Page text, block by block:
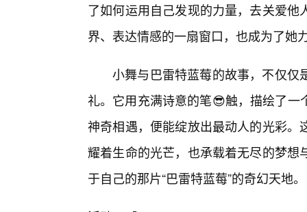
了如何运用自己发现的力量，去关爱
界、表达情感的一扇窗口，也成为了她
小舞与巴雷特蓝莓的故事，不仅仅
礼。它用充满诗意的笔😎触，描绘了
神奇相遇，便能绽放出最动人的光彩
耀着生命的光芒，也承载着无尽的梦
于自己的那片“巴雷特蓝莓”的奇幻天地。